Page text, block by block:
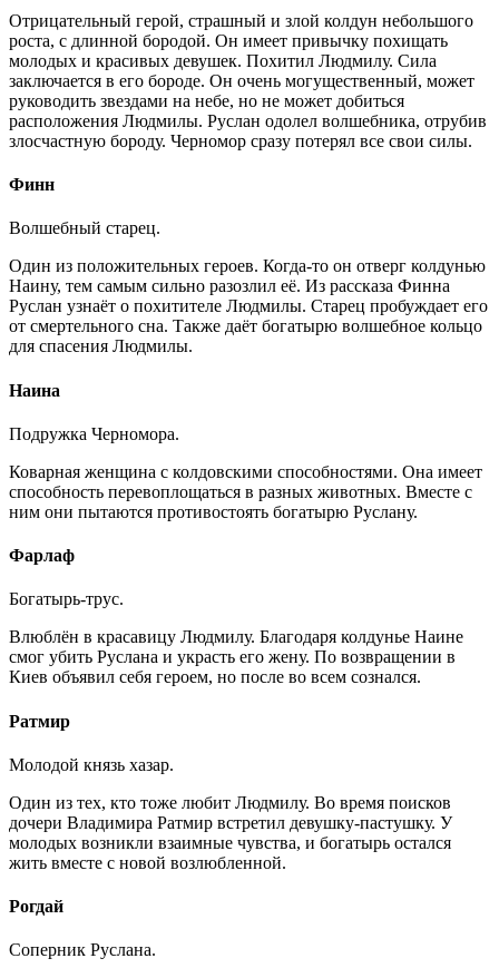
Отрицательный герой, страшный и злой колдун небольшого
роста, с длинной бородой. Он имеет привычку похищать
молодых и красивых девушек. Похитил Людмилу. Сила
заключается в его бороде. Он очень могущественный, может
руководить звездами на небе, но не может добиться
расположения Людмилы. Руслан одолел волшебника, отрубив
злосчастную бороду. Черномор сразу потерял все свои силы.
Финн
Волшебный старец.
Один из положительных героев. Когда-то он отверг колдунью
Наину, тем самым сильно разозлил её. Из рассказа Финна
Руслан узнаёт о похитителе Людмилы. Старец пробуждает его
от смертельного сна. Также даёт богатырю волшебное кольцо
для спасения Людмилы.
Наина
Подружка Черномора.
Коварная женщина с колдовскими способностями. Она имеет
способность перевоплощаться в разных животных. Вместе с
ним они пытаются противостоять богатырю Руслану.
Фарлаф
Богатырь-трус.
Влюблён в красавицу Людмилу. Благодаря колдунье Наине
смог убить Руслана и украсть его жену. По возвращении в
Киев объявил себя героем, но после во всем сознался.
Ратмир
Молодой князь хазар.
Один из тех, кто тоже любит Людмилу. Во время поисков
дочери Владимира Ратмир встретил девушку-пастушку. У
молодых возникли взаимные чувства, и богатырь остался
жить вместе с новой возлюбленной.
Рогдай
Соперник Руслана.